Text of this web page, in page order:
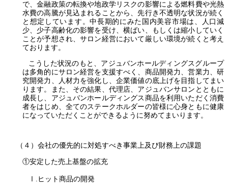
で、金融政策の転換や地政学リスクの影響による燃料費や光熱
水費の高騰が見込まれることから、先行き不透明な状況が続く
と想定しています。中長期的にみた国内美容市場は、人口減
少、少子高齢化の影響を受け、横ばい、もしくは縮小していく
ことが予想され、サロン経営において厳しい環境が続くと考え
ております。
こうした状況のもと、アジュバンホールディングスグループ
は多角的にサロン経営を支援すべく、商品開発力、営業力、研
究開発力、人材力を強化し、企業価値の底上げを目指してまい
ります。また、その結果、代理店、アジュバンサロンとともに
成長し、アジュバンホールディングス商品を利用いただく消費
者をはじめ、全てのステークホルダーの皆様に心身ともに健康
になっていただくことができるように努めてまいります。
（４）会社の優先的に対処すべき事業上及び財務上の課題
①安定した売上基盤の拡充
Ⅰ.ヒット商品の開発